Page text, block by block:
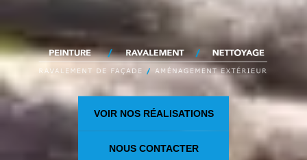
VOIR NOS RÉALISATIONS
NOUS CONTACTER